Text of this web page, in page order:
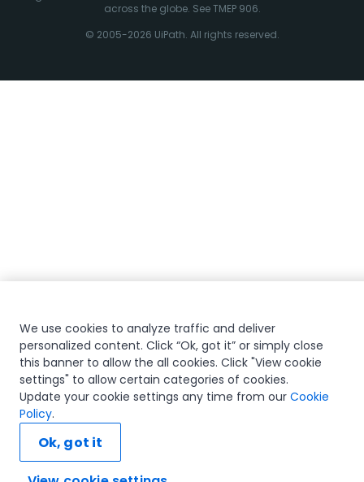
across the globe. See TMEP 906.
© 2005-2026 UiPath. All rights reserved.
We use cookies to analyze traffic and deliver
personalized content. Click “Ok, got it” or simply close
this banner to allow the all cookies. Click "View cookie
settings" to allow certain categories of cookies.
Update your cookie settings any time from our Cookie
Policy.
Ok, got it